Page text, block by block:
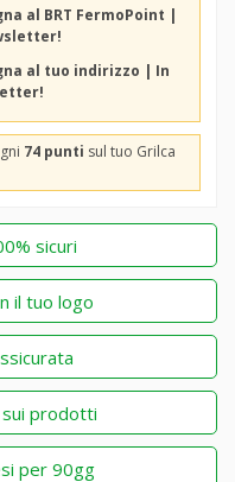
al BRT FermoPoint |
al tuo indirizzo | In
74 punti sul tuo Grilca
sicuri
il tuo logo
sui prodotti
per 90gg